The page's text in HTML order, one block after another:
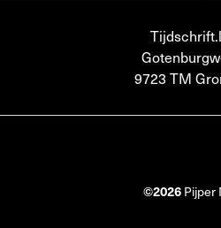
9723 TM
©2026 Pijper